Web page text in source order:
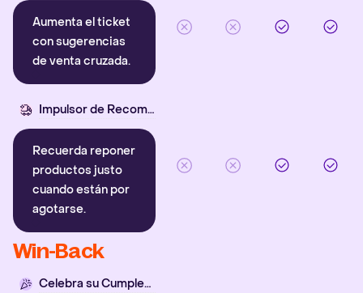
Aumenta el ticket
con sugerencias
de venta cruzada.
Impulsor de Recompra
Recuerda reponer
productos justo
cuando están por
agotarse.
Win-Back
Celebra su Cumpleaños